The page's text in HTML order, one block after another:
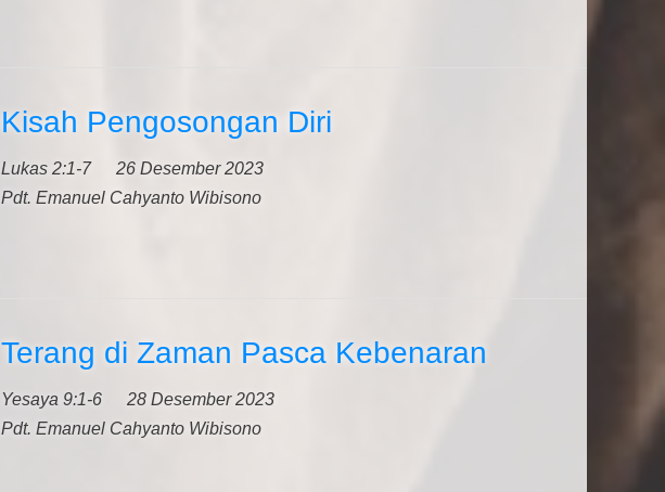
Kisah Pengosongan Diri
Lukas 2:1-7
26 Desember 2023
Pdt. Emanuel Cahyanto Wibisono
Terang di Zaman Pasca Kebenaran
Yesaya 9:1-6
28 Desember 2023
Pdt. Emanuel Cahyanto Wibisono